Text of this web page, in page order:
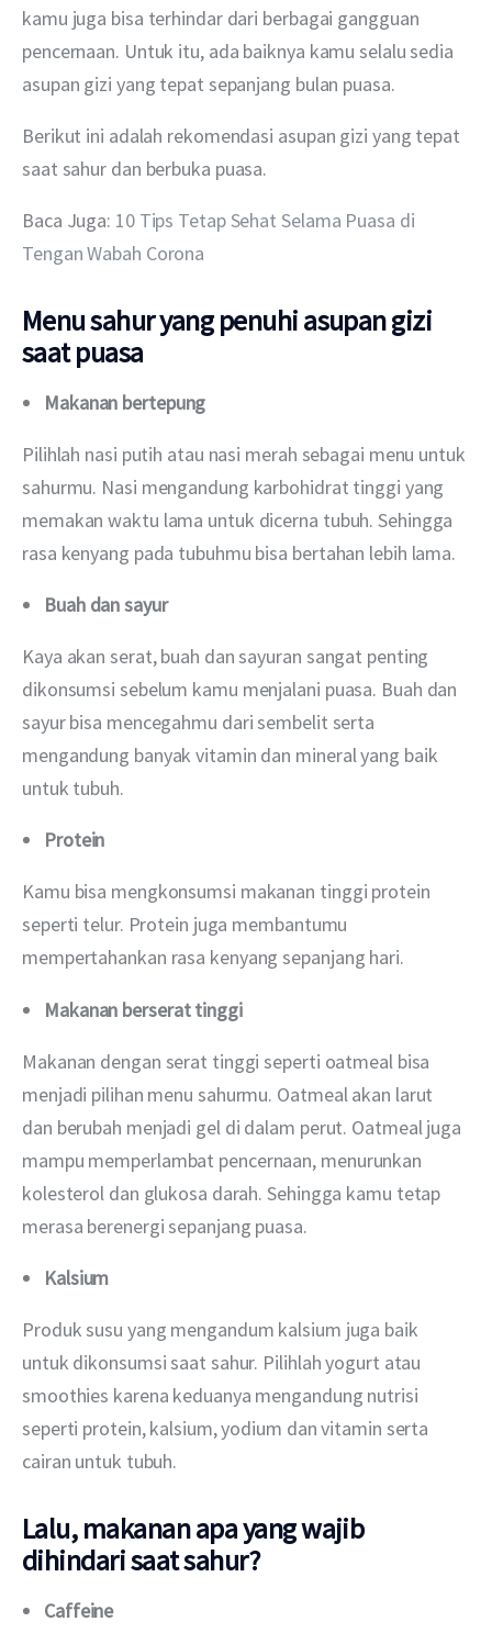
kamu juga bisa terhindar dari berbagai gangguan
pencernaan. Untuk itu, ada baiknya kamu selalu sedia
asupan gizi yang tepat sepanjang bulan puasa.
Berikut ini adalah rekomendasi asupan gizi yang tepat
saat sahur dan berbuka puasa.
Baca Juga: 10 Tips Tetap Sehat Selama Puasa di
Tengan Wabah Corona
Menu sahur yang penuhi asupan gizi
saat puasa
Makanan bertepung
Pilihlah nasi putih atau nasi merah sebagai menu untuk
sahurmu. Nasi mengandung karbohidrat tinggi yang
memakan waktu lama untuk dicerna tubuh. Sehingga
rasa kenyang pada tubuhmu bisa bertahan lebih lama.
Buah dan sayur
Kaya akan serat, buah dan sayuran sangat penting
dikonsumsi sebelum kamu menjalani puasa. Buah dan
sayur bisa mencegahmu dari sembelit serta
mengandung banyak vitamin dan mineral yang baik
untuk tubuh.
Protein
Kamu bisa mengkonsumsi makanan tinggi protein
seperti telur. Protein juga membantumu
mempertahankan rasa kenyang sepanjang hari.
Makanan berserat tinggi
Makanan dengan serat tinggi seperti oatmeal bisa
menjadi pilihan menu sahurmu. Oatmeal akan larut
dan berubah menjadi gel di dalam perut. Oatmeal juga
mampu memperlambat pencernaan, menurunkan
kolesterol dan glukosa darah. Sehingga kamu tetap
merasa berenergi sepanjang puasa.
Kalsium
Produk susu yang mengandum kalsium juga baik
untuk dikonsumsi saat sahur. Pilihlah yogurt atau
smoothies karena keduanya mengandung nutrisi
seperti protein, kalsium, yodium dan vitamin serta
cairan untuk tubuh.
Lalu, makanan apa yang wajib
dihindari saat sahur?
Caffeine